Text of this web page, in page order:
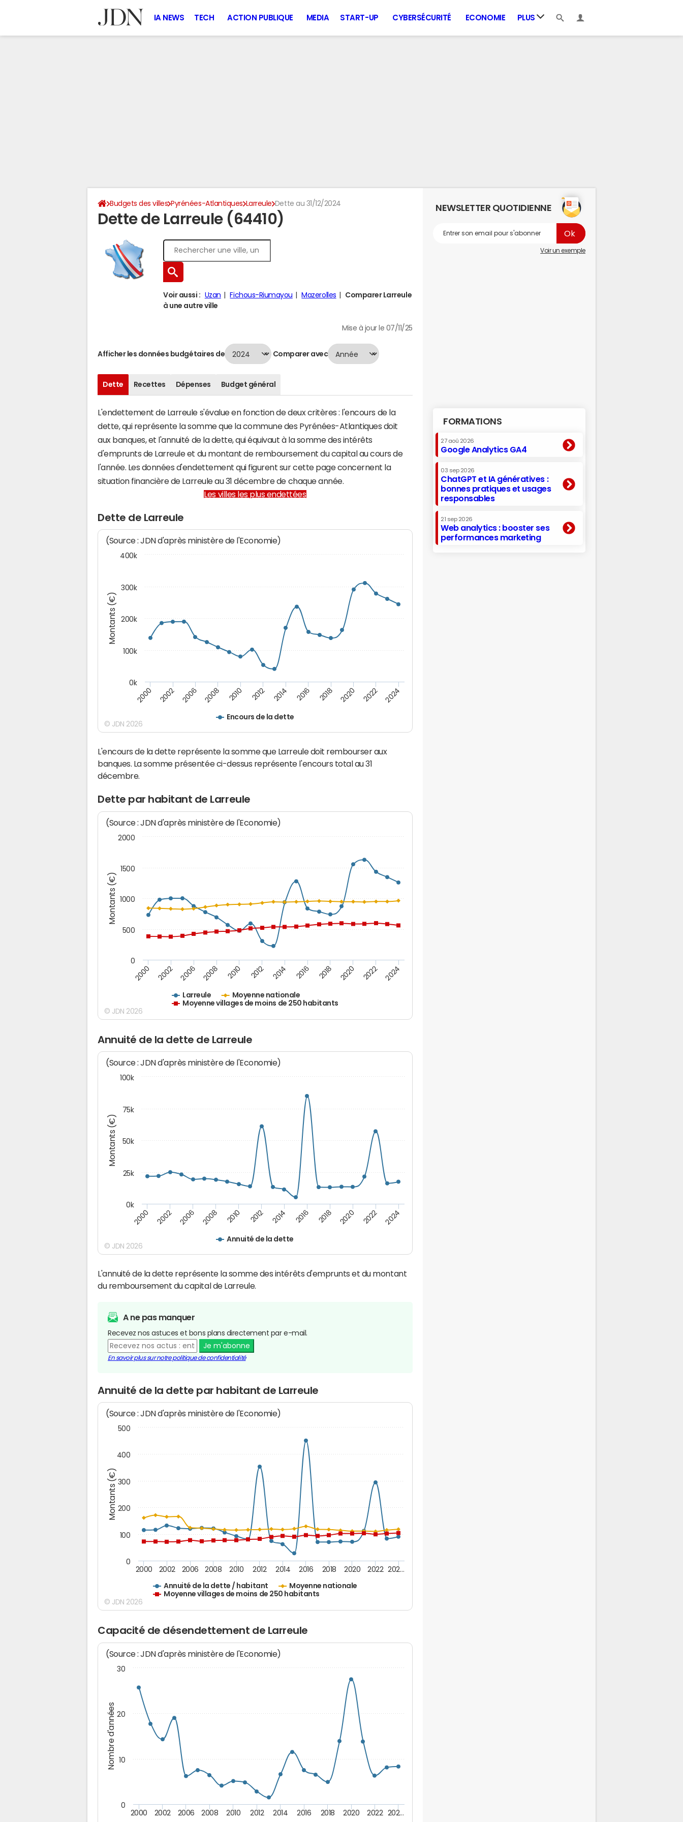
IA NEWS TECH ACTION PUBLIQUE MEDIA START-UP CYBERSÉCURITÉ ECONOMIE PLUS
Budgets des villes Pyrénées-Atlantiques Larreule Dette au 31/12/2024
Dette de Larreule (64410)
Voir aussi : Uzan Fichous-Riumayou Mazerolles
Comparer Larreule
à une autre ville
Mise à jour le 07/11/25
Afficher les données budgétaires de Comparer avec
Dette Recettes Dépenses Budget général
L'endettement de Larreule s'évalue en fonction de deux critères : l'encours de la
dette, qui représente la somme que la commune des Pyrénées-Atlantiques doit
aux banques, et l'annuité de la dette, qui équivaut à la somme des intérêts
d'emprunts de Larreule et du montant de remboursement du capital au cours de
l'année. Les données d'endettement qui figurent sur cette page concernent la
situation financière de Larreule au 31 décembre de chaque année.
Les villes les plus endettées
Dette de Larreule
Montants (€)
(Source : JDN d'après ministère de l'Economie)
Encours de la dette
2000 2002 2006 2008 2010 2012 2014 2016 2018 2020 2022 2024
0k
100k
200k
300k
400k
© JDN 2026
L'encours de la dette représente la somme que Larreule doit rembourser aux
banques. La somme présentée ci-dessus représente l'encours total au 31
décembre.
Dette par habitant de Larreule
Montants (€)
(Source : JDN d'après ministère de l'Economie)
Larreule
Moyenne nationale
Moyenne villages de moins de 250 habitants
2000 2002 2006 2008 2010 2012 2014 2016 2018 2020 2022 2024
0
500
1000
1500
2000
© JDN 2026
Annuité de la dette de Larreule
Montants (€)
(Source : JDN d'après ministère de l'Economie)
Annuité de la dette
2000 2002 2006 2008 2010 2012 2014 2016 2018 2020 2022 2024
0k
25k
50k
75k
100k
© JDN 2026
L'annuité de la dette représente la somme des intérêts d'emprunts et du montant
du remboursement du capital de Larreule.
A ne pas manquer
Recevez nos astuces et bons plans directement par e-mail.
Je m'abonne
En savoir plus sur notre politique de confidentialité
Annuité de la dette par habitant de Larreule
Montants (€)
(Source : JDN d'après ministère de l'Economie)
Annuité de la dette / habitant
Moyenne nationale
Moyenne villages de moins de 250 habitants
2000 2002 2006 2008 2010 2012 2014 2016 2018 2020 2022 202…
0
100
200
300
400
500
© JDN 2026
Capacité de désendettement de Larreule
Nombre d'années
(Source : JDN d'après ministère de l'Economie)
2000 2002 2006 2008 2010 2012 2014 2016 2018 2020 2022 202…
0
10
20
30
NEWSLETTER QUOTIDIENNE
Voir un exemple
FORMATIONS
27 aoû 2026
Google Analytics GA4
03 sep 2026
ChatGPT et IA génératives :
bonnes pratiques et usages
responsables
21 sep 2026
Web analytics : booster ses
performances marketing